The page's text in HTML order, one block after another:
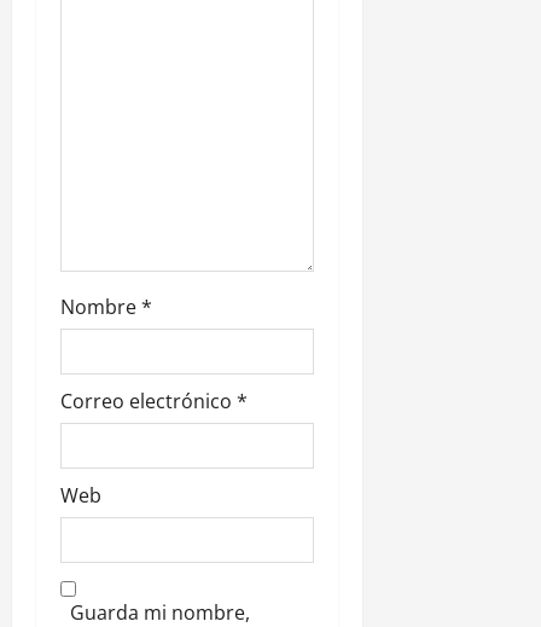
d
a
s
Nombre*
Correo electrónico *
Web
Guarda mi nombre,